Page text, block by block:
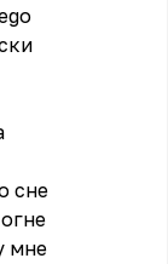
сне
мне